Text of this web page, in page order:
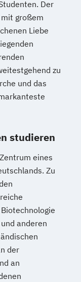
(DE/EN)
Pflege
Der
großem
Liebe
zu
und das
studieren
eines
Zu
anderen
der
an